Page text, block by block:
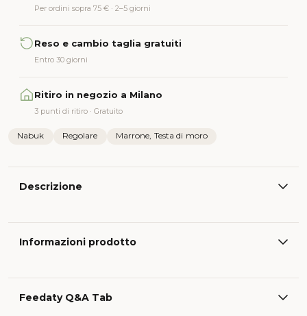
Per ordini sopra 75 € · 2–5 giorni
Reso e cambio taglia gratuiti
Entro 30 giorni
Ritiro in negozio a Milano
3 punti di ritiro · Gratuito
Nabuk Regolare Marrone, Testa di moro
Descrizione
Informazioni prodotto
Feedaty Q&A Tab